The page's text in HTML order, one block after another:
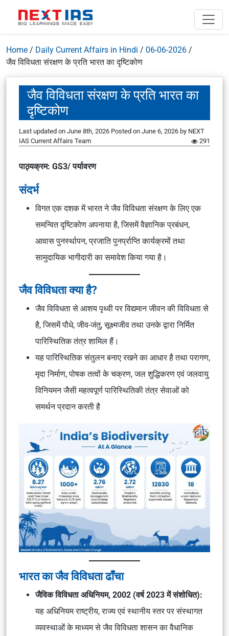
Home / Daily Current Affairs in Hindi / 06-06-2026 /
जैव विविधता संरक्षण के प्रति भारत का दृष्टिकोण
जैव विविधता संरक्षण के प्रति भारत का
दृष्टिकोण
Last updated on June 8th, 2026 Posted on June 6, 2026 by NEXT
IAS Current Affairs Team
291
पाठ्यक्रम: GS3/ पर्यावरण
संदर्भ
विगत एक दशक में भारत ने जैव विविधता संरक्षण के लिए एक
समन्वित दृष्टिकोण अपनाया है, जिसमें वैज्ञानिक प्रबंधन,
आवास पुनर्स्थापन, प्रजाति पुनर्प्राप्ति कार्यक्रमों तथा
सामुदायिक भागीदारी का समावेश किया गया है।
जैव विविधता क्या है?
जैव विविधता से आशय पृथ्वी पर विद्यमान जीवन की विविधता से
है, जिसमें पौधे, जीव-जंतु, सूक्ष्मजीव तथा उनके द्वारा निर्मित
पारिस्थितिक तंत्र शामिल हैं।
यह पारिस्थितिक संतुलन बनाए रखने का आधार है तथा परागण,
मृदा निर्माण, पोषक तत्वों के चक्रण, जल शुद्धिकरण एवं जलवायु
विनियमन जैसी महत्वपूर्ण पारिस्थितिकी तंत्र सेवाओं को
समर्थन प्रदान करती है
भारत का जैव विविधता ढाँचा
जैविक विविधता अधिनियम, 2002 (वर्ष 2023 में संशोधित):
यह अधिनियम राष्ट्रीय, राज्य एवं स्थानीय स्तर पर संस्थागत
व्यवस्थाओं के माध्यम से जैव विविधता शासन का वैधानिक